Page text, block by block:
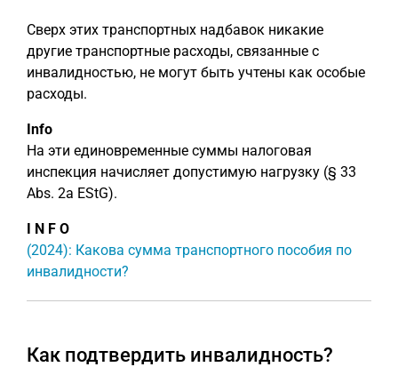
Сверх этих транспортных надбавок никакие
другие транспортные расходы, связанные с
инвалидностью, не могут быть учтены как особые
расходы.
Info
На эти единовременные суммы налоговая
инспекция начисляет допустимую нагрузку (§ 33
Abs. 2a EStG).
I N F O
(2024): Какова сумма транспортного пособия по
инвалидности?
Как подтвердить инвалидность?